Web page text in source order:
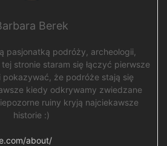
Berek
pasjonatką podróży, archeologii,
stronie staram się łączyć pierwsze
że podróże stają się
kiedy odkrywamy zwiedzane
ruiny kryją najciekawsze
historie :)
about/